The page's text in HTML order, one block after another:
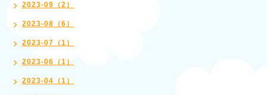
2023-09（2）
2023-08（6）
2023-07（1）
2023-06（1）
2023-04（1）